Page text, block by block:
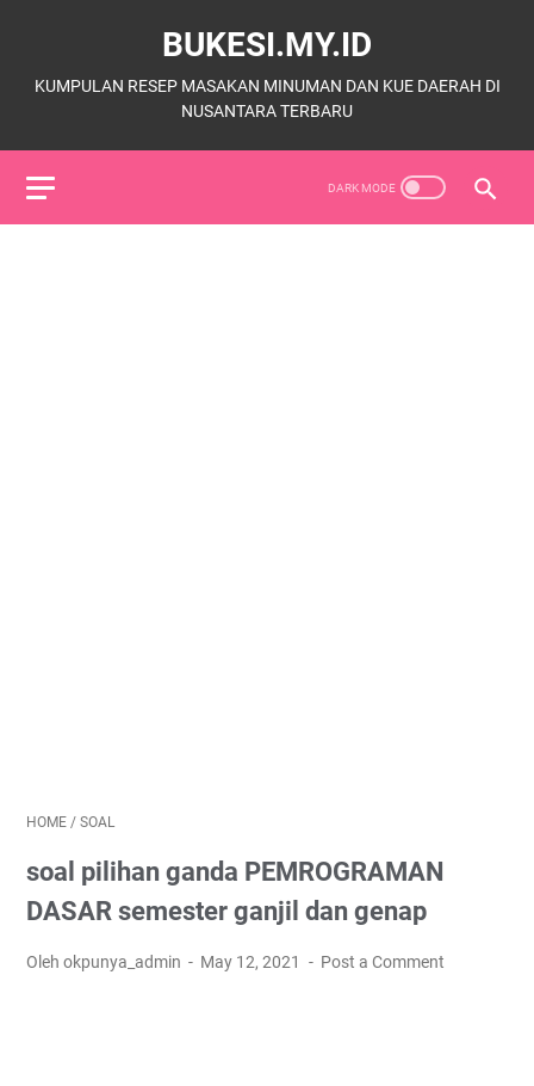
BUKESI.MY.ID
KUMPULAN RESEP MASAKAN MINUMAN DAN KUE DAERAH DI
NUSANTARA TERBARU
HOME / SOAL
soal pilihan ganda PEMROGRAMAN
DASAR semester ganjil dan genap
Oleh okpunya_admin May 12, 2021 Post a Comment